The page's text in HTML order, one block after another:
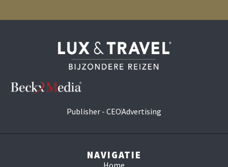
Publisher - CEOAdvertising
NAVIGATIE
Home